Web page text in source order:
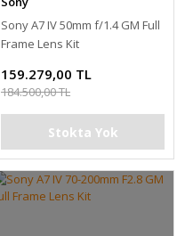
Sony A7 IV 50mm f/1.4 GM Full
Frame Lens Kit
159.279,00 TL
184.500,00 TL
Stokta Yok